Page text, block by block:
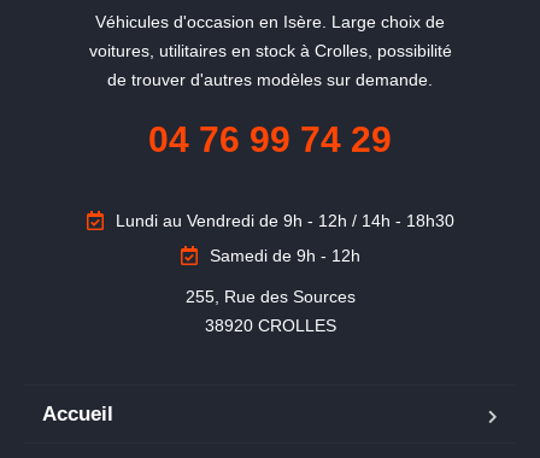
Véhicules d'occasion en Isère. Large choix de
voitures, utilitaires en stock à Crolles, possibilité
de trouver d'autres modèles sur demande.
04 76 99 74 29
Lundi au Vendredi de 9h - 12h / 14h - 18h30
Samedi de 9h - 12h
255, Rue des Sources
38920 CROLLES
Accueil